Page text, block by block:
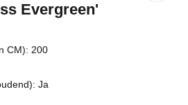
Evergreen'
CM): 200
Ja